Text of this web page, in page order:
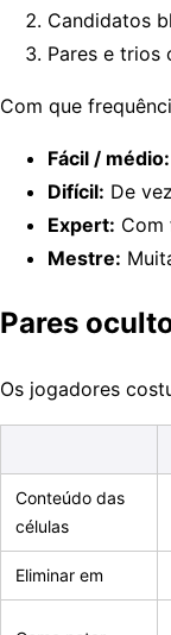
Candidatos
Pares e
Com que
Fácil / médio:
Difícil: De
Expert:
Mestre:
Pares
Os jogadores
Conteúdo das
células
Eliminar em